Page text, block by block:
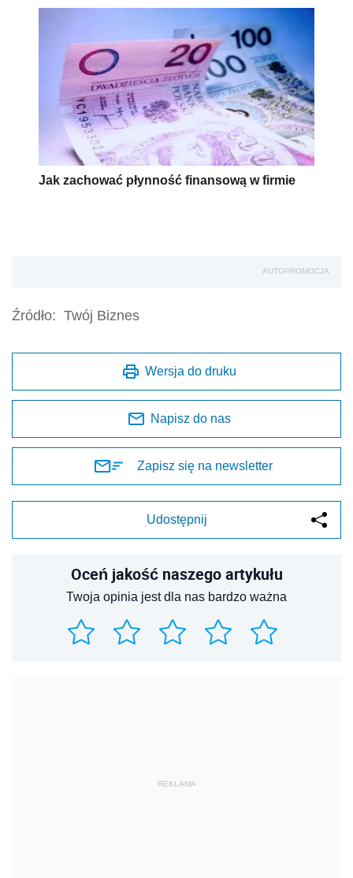
Jak zachować płynność finansową w firmie
AUTOPROMOCJA
Źródło: Twój Biznes
Wersja do druku
Napisz do nas
Zapisz się na newsletter
Udostępnij
Oceń jakość naszego artykułu
Twoja opinia jest dla nas bardzo ważna
REKLAMA